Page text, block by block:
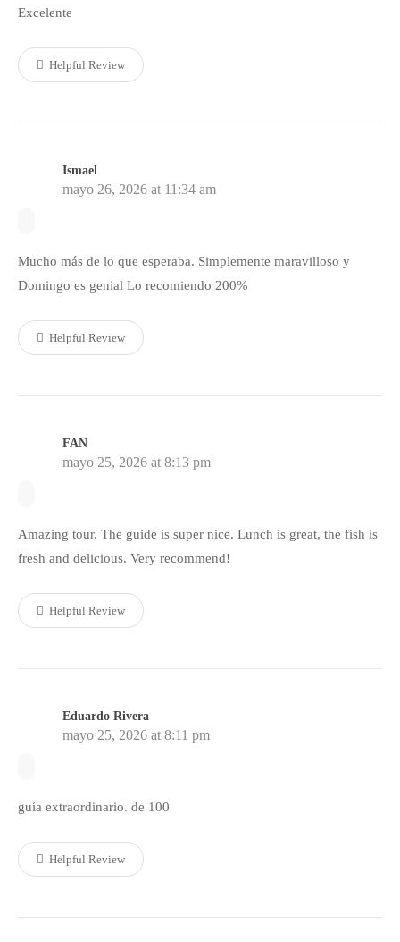
Excelente
Helpful Review
Ismael
mayo 26, 2026 at 11:34 am
Mucho más de lo que esperaba. Simplemente maravilloso y
Domingo es genial Lo recomiendo 200%
Helpful Review
FAN
mayo 25, 2026 at 8:13 pm
Amazing tour. The guide is super nice. Lunch is great, the fish is
fresh and delicious. Very recommend!
Helpful Review
Eduardo Rivera
mayo 25, 2026 at 8:11 pm
guía extraordinario. de 100
Helpful Review